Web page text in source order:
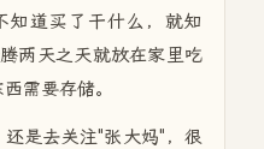
知道买了干什么，就知
两天之天就放在家里吃
需要存储。
是去关注"张大妈"，很